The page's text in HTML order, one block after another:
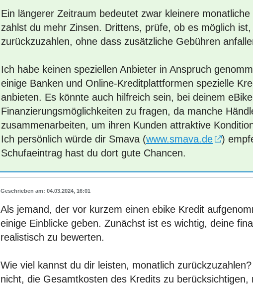
Ein längerer Zeitraum bedeutet zwar kleinere
zahlst du mehr Zinsen. Drittens, prüfe, ob es möglich
zurückzuzahlen, ohne dass zusätzliche Gebühren
Ich habe keinen speziellen Anbieter in Anspruch
einige Banken und Online-Kreditplattformen spezielle
anbieten. Es könnte auch hilfreich sein, bei deinem
Finanzierungsmöglichkeiten zu fragen, da manche
zusammenarbeiten, um ihren Kunden attraktive
Ich persönlich würde dir Smava (www.smava.de
)
Schufaeintrag hast du dort gute Chancen.
04.03.2024, 16:01
Als jemand, der vor kurzem einen ebike Kredit
einige Einblicke geben. Zunächst ist es wichtig, deine
realistisch zu bewerten.
Wie viel kannst du dir leisten, monatlich
nicht, die Gesamtkosten des Kredits zu berücksichtigen,